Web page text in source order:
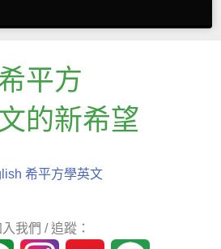
平方
的新希望
希平方學英文
入我們 / 追蹤：